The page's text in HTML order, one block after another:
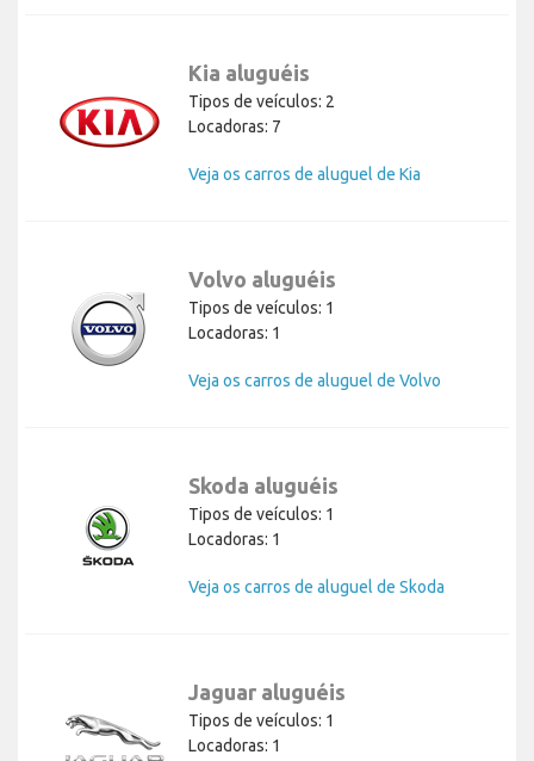
Kia aluguéis
Tipos de veículos: 2
Locadoras: 7
Veja os carros de aluguel de Kia
Volvo aluguéis
Tipos de veículos: 1
Locadoras: 1
Veja os carros de aluguel de Volvo
Skoda aluguéis
Tipos de veículos: 1
Locadoras: 1
Veja os carros de aluguel de Skoda
Jaguar aluguéis
Tipos de veículos: 1
Locadoras: 1